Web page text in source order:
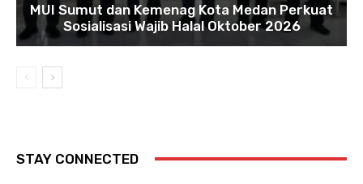
MUI Sumut dan Kemenag Kota Medan Perkuat
Sosialisasi Wajib Halal Oktober 2026
STAY CONNECTED